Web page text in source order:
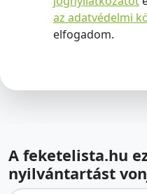
az adatvédelmi
elfogadom.
A feketelista.hu
nyilvántartást